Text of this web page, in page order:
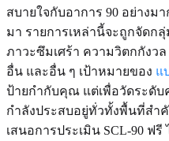
สบายใจกับอาการ 90 อย่างม
มา รายการเหล่านี้จะถูกจัดก
ภาวะซึมเศร้า ความวิตกกังว
อื่น และอื่น ๆ เป้าหมายของ แ
ป้ายกำกับคุณ แต่เพื่อวัดระดั
กำลังประสบอยู่ทั่วทั้งพื้นที่สำคั
เสนอการประเมิน SCL-90 ฟ